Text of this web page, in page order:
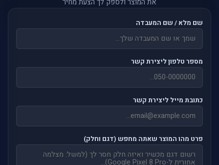
שם מלא / שם המעבדה
מספר טלפון ליצירת קשר
כתובת מייל ליצירת קשר
פרט מהו המוצר שאתה מחפש (דגם וחלק)